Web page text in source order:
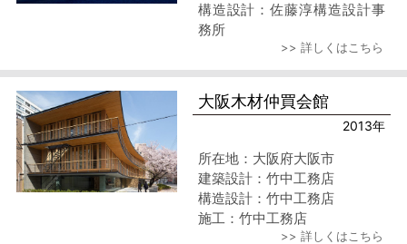
構造設計：佐藤淳構造設計事
務所
施工：関東建設工業>> 詳しくはこちら
大阪木材仲買会館
2013年
所在地：大阪府大阪市
建築設計：竹中工務店
構造設計：竹中工務店
施工：竹中工務店
>> 詳しくはこちら